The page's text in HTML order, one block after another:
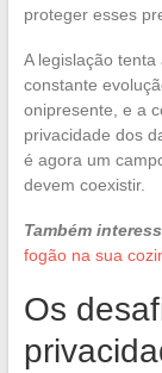
proteger esses
A legislação
constante
onipresente, e a
privacidade dos
é agora um
devem coexistir.
Também
fogão na sua
Os